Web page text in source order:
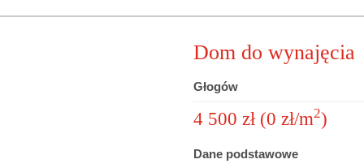
Dom do wynajęcia
Głogów
4 500 zł (0 zł/m2)
Dane podstawowe